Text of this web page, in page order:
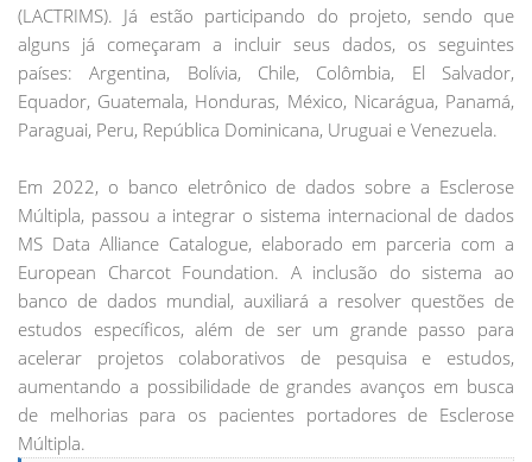
(LACTRIMS). Já estão participando do projeto, sendo que
alguns já começaram a incluir seus dados, os seguintes
países: Argentina, Bolívia, Chile, Colômbia, El Salvador,
Equador, Guatemala, Honduras, México, Nicarágua, Panamá,
Paraguai, Peru, República Dominicana, Uruguai e Venezuela.
Em 2022, o banco eletrônico de dados sobre a Esclerose
Múltipla, passou a integrar o sistema internacional de dados
MS Data Alliance Catalogue, elaborado em parceria com a
European Charcot Foundation. A inclusão do sistema ao
banco de dados mundial, auxiliará a resolver questões de
estudos específicos, além de ser um grande passo para
acelerar projetos colaborativos de pesquisa e estudos,
aumentando a possibilidade de grandes avanços em busca
de melhorias para os pacientes portadores de Esclerose
Múltipla.